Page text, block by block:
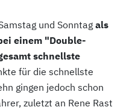
und Sonntag als
einem "Double-
schnellste
für die schnellste
gingen jedoch schon
zuletzt an Rene Rast